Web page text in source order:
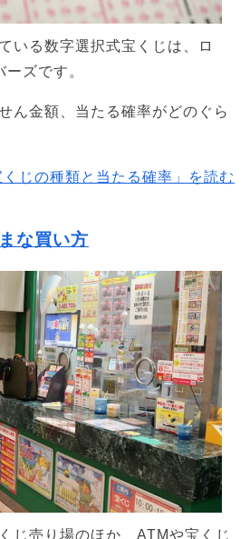
いる数字選択式宝くじは、ロ
ーズです。
ん金額、当たる確率がどのぐら
くじの種類と当たる確率」を読む
な買い方
じ売り場のほか、ATMや宝くじ